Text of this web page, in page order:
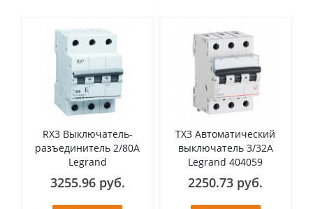
RX3 Выключатель-
разъединитель 2/80А
Legrand
3255.96 руб.
TX3 Автоматический
выключатель 3/32А
Legrand 404059
2250.73 руб.